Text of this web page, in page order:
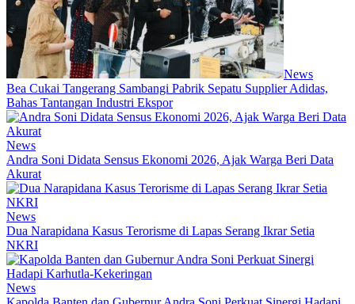
News
Bea Cukai Tangerang Sambangi Pabrik Sepatu Supplier Adidas,
Bahas Tantangan Industri Ekspor
News
Andra Soni Didata Sensus Ekonomi 2026, Ajak Warga Beri Data
Akurat
News
Dua Narapidana Kasus Terorisme di Lapas Serang Ikrar Setia
NKRI
News